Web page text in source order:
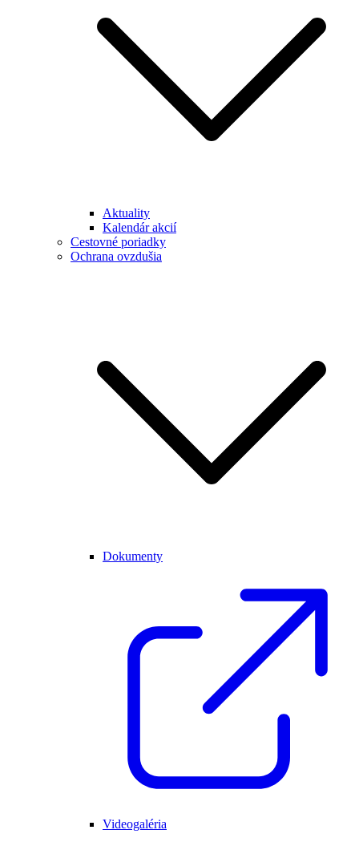
Aktuality
Kalendár akcií
Cestovné poriadky
Ochrana ovzdušia
Dokumenty
Videogaléria